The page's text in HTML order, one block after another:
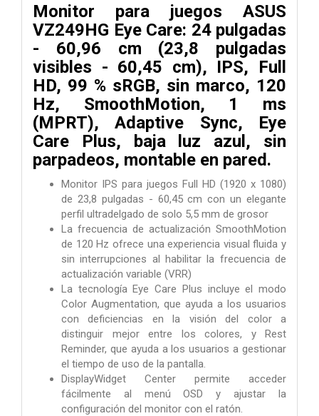
Monitor para juegos ASUS
VZ249HG Eye Care: 24 pulgadas
- 60,96 cm (23,8 pulgadas
visibles - 60,45 cm), IPS, Full
HD, 99 % sRGB, sin marco, 120
Hz, SmoothMotion, 1 ms
(MPRT), Adaptive Sync, Eye
Care Plus, baja luz azul, sin
parpadeos, montable en pared.
Monitor IPS para juegos Full HD (1920 x 1080)
de 23,8 pulgadas - 60,45 cm con un elegante
perfil ultradelgado de solo 5,5 mm de grosor
La frecuencia de actualización SmoothMotion
de 120 Hz ofrece una experiencia visual fluida y
sin interrupciones al habilitar la frecuencia de
actualización variable (VRR)
La tecnología Eye Care Plus incluye el modo
Color Augmentation, que ayuda a los usuarios
con deficiencias en la visión del color a
distinguir mejor entre los colores, y Rest
Reminder, que ayuda a los usuarios a gestionar
el tiempo de uso de la pantalla.
DisplayWidget Center permite acceder
fácilmente al menú OSD y ajustar la
configuración del monitor con el ratón.